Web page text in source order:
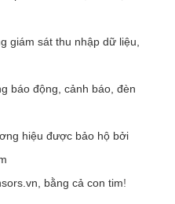
giám sát thu nhập dữ liệu,
báo động, cảnh báo, đèn
hiệu được bảo hộ bởi
bằng cả con tim!